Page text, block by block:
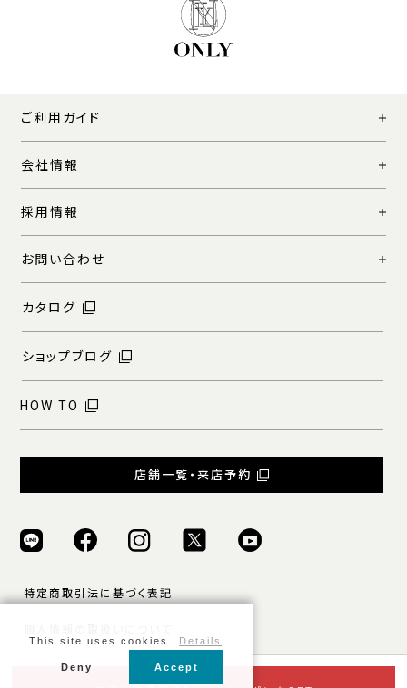
ご利用ガイド
会社情報
採用情報
お問い合わせ
カタログ
ショップブログ
HOW TO
店舗一覧・来店予約
特定商取引法に基づく表記
ご利用規約
This site uses cookies. Details
Deny Accept